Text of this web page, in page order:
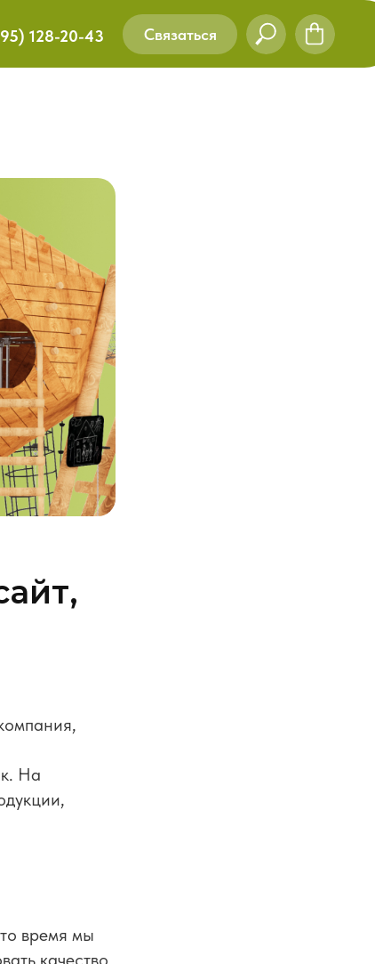
Связаться
128-20-43
На
время мы
качество